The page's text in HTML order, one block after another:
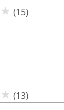
(15)
(13)